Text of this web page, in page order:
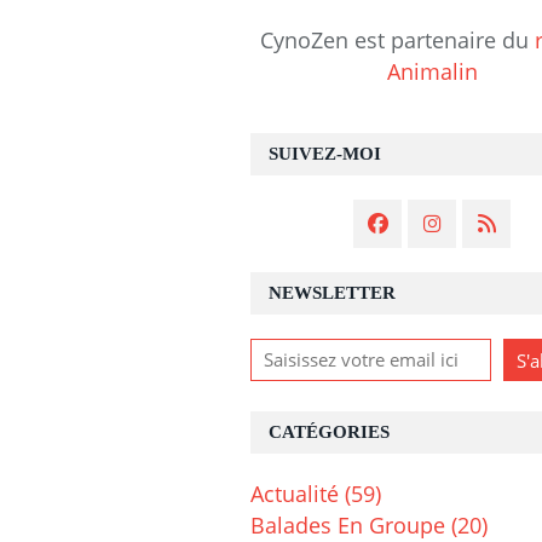
NEWSLETTER
SUIVEZ-MOI
CATÉGORIES
Actualité (59)
Balades En Groupe (20)
CynoZen est partenaire du
Animalin